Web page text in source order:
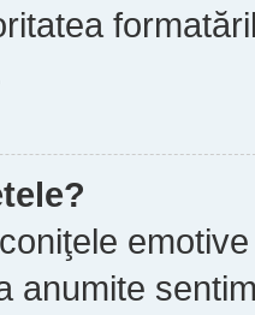
anumite